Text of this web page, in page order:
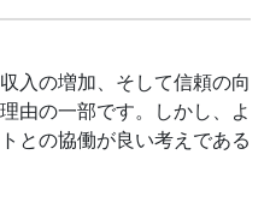
入の増加、そして信頼の向
由の一部です。しかし、よ
との協働が良い考えである